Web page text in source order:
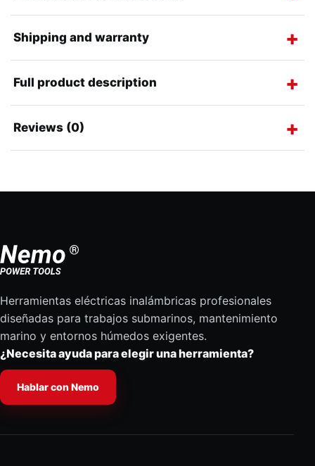
Shipping and warranty
Full product description
Reviews (0)
Herramientas eléctricas inalámbricas profesionales
diseñadas para trabajos submarinos, mantenimiento
marino y entornos húmedos exigentes.
¿Necesita ayuda para elegir una herramienta?
Hablar con Nemo